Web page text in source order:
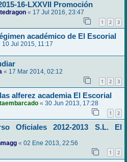
16-LXXVII Promoción
« 17 Jul 2016, 23:47
1 2 3
académico de El Escorial
10 Jul 2015, 11:17
« 17 Mar 2014, 02:12
1 2 3
alferez academia El Escorial
« 30 Jun 2013, 17:28
1 2
Oficiales 2012-2013 S.L. El
« 02 Ene 2013, 22:56
1 2